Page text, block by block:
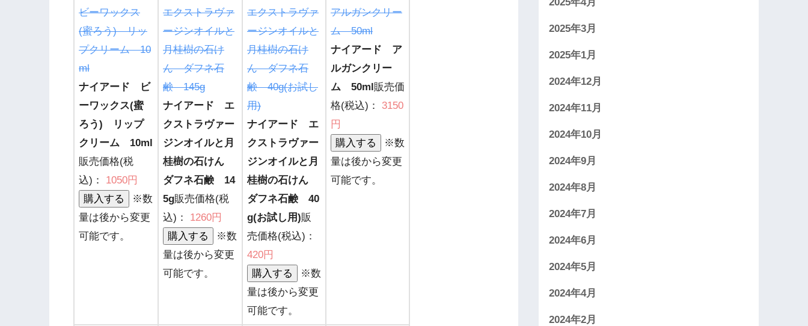
ナイアード ビ
ーワックス(蜜
ろう) リップ
クリーム 10ml
販売価格(税
込)： 1050円
※数
量は後から変更
可能です。
ナイアード エ
クストラヴァー
ジンオイルと月
桂樹の石けん
ダフネ石鹸 14
5g販売価格(税
込)： 1260円
※数
量は後から変更
可能です。
ナイアード エ
クストラヴァー
ジンオイルと月
桂樹の石けん
ダフネ石鹸 40
g(お試し用)販
売価格(税込)：
420円
※数
量は後から変更
可能です。
ナイアード ア
ルガンクリー
ム 50ml 販売価
格(税込)： 3150
円
※数
量は後から変更
可能です。
2025年3月
2025年1月
2024年12月
2024年11月
2024年10月
2024年9月
2024年8月
2024年7月
2024年6月
2024年5月
2024年4月
2024年2月